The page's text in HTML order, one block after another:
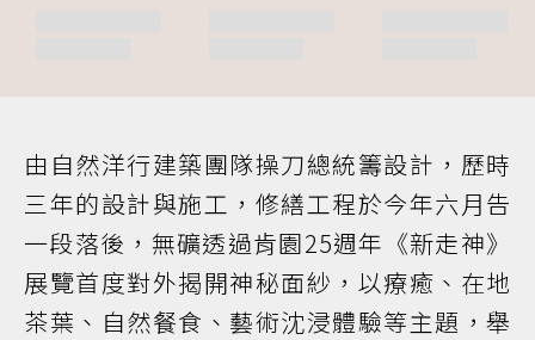
由自然洋行建築團隊操刀總統籌設計，歷時
三年的設計與施工，修繕工程於今年六月告
一段落後，無礦透過肯園25週年《新走神》
展覽首度對外揭開神秘面紗，以療癒、在地
茶葉、自然餐食、藝術沈浸體驗等主題，舉